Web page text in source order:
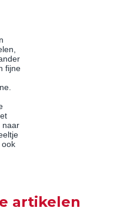
fijne
naar
ook
artikelen